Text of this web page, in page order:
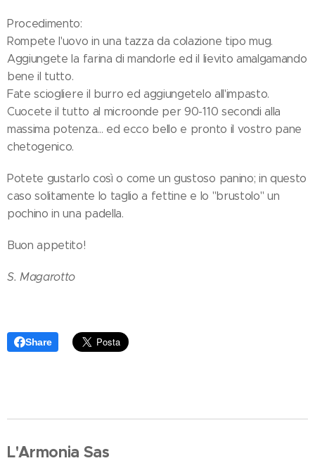
Procedimento:
Rompete l'uovo in una tazza da colazione tipo mug.
Aggiungete la farina di mandorle ed il lievito amalgamando
bene il tutto.
Fate sciogliere il burro ed aggiungetelo all'impasto.
Cuocete il tutto al microonde per 90-110 secondi alla
massima potenza... ed ecco bello e pronto il vostro pane
chetogenico.
Potete gustarlo così o come un gustoso panino; in questo
caso solitamente lo taglio a fettine e lo "brustolo" un
pochino in una padella.
Buon appetito!
S. Magarotto
Share
L'Armonia Sas